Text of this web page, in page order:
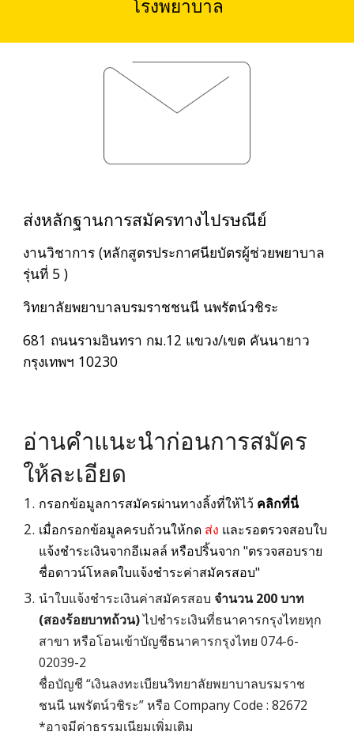
โรงพยาบาล
ส่งหลักฐานการสมัครทางไปรษณีย์
งานวิชาการ (หลักสูตรประกาศนียบัตรผู้ช่วยพยาบาล
รุ่นที่ 5 )
วิทยาลัยพยาบาลบรมราชชนนี นพรัตน์วชิระ
681 ถนนรามอินทรา กม.12 แขวง/เขต คันนายาว
กรุงเทพฯ 10230
อ่านคำแนะนำก่อนการสมัคร
ให้ละเอียด
กรอกข้อมูลการสมัครผ่านทางลิ้งที่ให้ไว้ คลิกที่นี่
เมื่อกรอกข้อมูลครบถ้วนให้กด ส่ง และรอตรวจสอบใบ
แจ้งชำระเงินจากอีเมลล์ หรือปริ้นจาก "ตรวจสอบราย
ชื่อดาวน์โหลดใบแจ้งชำระค่าสมัครสอบ"
นำใบแจ้งชำระเงินค่าสมัครสอบจำนวน 200 บาท
(สองร้อยบาทถ้วน)ไปชำระเงินที่ธนาคารกรุงไทยทุก
สาขา หรือโอนเข้าบัญชีธนาคารกรุงไทย 074-6-
02039-2
ชื่อบัญชี “เงินลงทะเบียนวิทยาลัยพยาบาลบรมราช
ชนนี นพรัตน์วชิระ” หรือ Company Code : 82672
*อาจมีค่าธรรมเนียมเพิ่มเติม